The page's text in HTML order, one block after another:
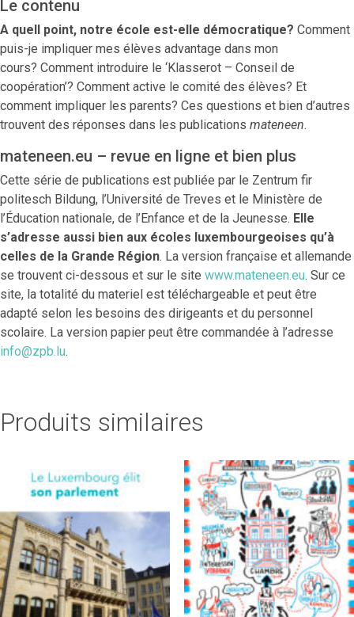
Le contenu
A quell point, notre école est-elle démocratique? Comment
puis-je impliquer mes élèves advantage dans mon
cours? Comment introduire le ‘Klasserot – Conseil de
coopération’? Comment active le comité des élèves? Et
comment impliquer les parents? Ces questions et bien d’autres
trouvent des réponses dans les publications mateneen.
mateneen.eu – revue en ligne et bien plus
Cette série de publications est publiée par le Zentrum fir
politesch Bildung, l’Université de Treves et le Ministère de
l’Éducation nationale, de l’Enfance et de la Jeunesse. Elle
s’adresse aussi bien aux écoles luxembourgeoises qu’à
celles de la Grande Région. La version française et allemande
se trouvent ci-dessous et sur le site www.mateneen.eu. Sur ce
site, la totalité du materiel est téléchargeable et peut être
adapté selon les besoins des dirigeants et du personnel
scolaire. La version papier peut être commandée à l’adresse
info@zpb.lu.
Produits similaires